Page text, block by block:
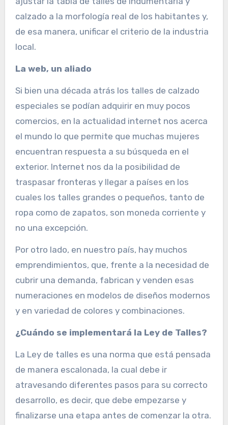
calzado a la morfología real de los habitantes y,
de esa manera, unificar el criterio de la industria
local.
La web, un aliado
Si bien una década atrás los talles de calzado
especiales se podían adquirir en muy pocos
comercios, en la actualidad internet nos acerca
el mundo lo que permite que muchas mujeres
encuentran respuesta a su búsqueda en el
exterior. Internet nos da la posibilidad de
traspasar fronteras y llegar a países en los
cuales los talles grandes o pequeños, tanto de
ropa como de zapatos, son moneda corriente y
no una excepción.
Por otro lado, en nuestro país, hay muchos
emprendimientos, que, frente a la necesidad de
cubrir una demanda, fabrican y venden esas
numeraciones en modelos de diseños modernos
y en variedad de colores y combinaciones.
¿Cuándo se implementará la Ley de Talles?
La Ley de talles es una norma que está pensada
de manera escalonada, la cual debe ir
atravesando diferentes pasos para su correcto
desarrollo, es decir, que debe empezarse y
finalizarse una etapa antes de comenzar la otra.